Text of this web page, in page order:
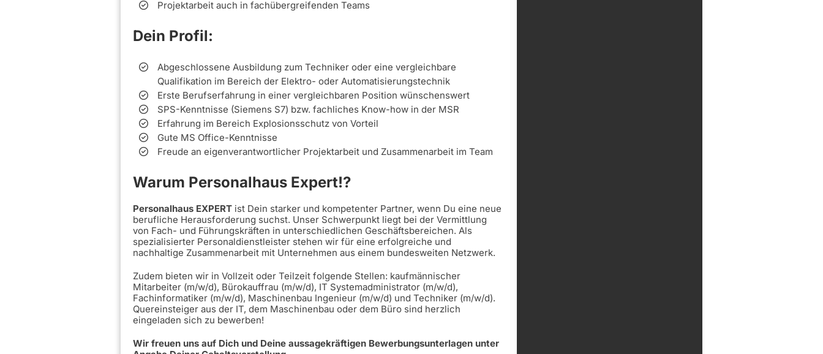
Projektarbeit auch in fachübergreifenden Teams
Dein Profil:
Abgeschlossene Ausbildung zum Techniker oder eine vergleichbare
Qualifikation im Bereich der Elektro- oder Automatisierungstechnik
Erste Berufserfahrung in einer vergleichbaren Position wünschenswert
SPS-Kenntnisse (Siemens S7) bzw. fachliches Know-how in der MSR
Erfahrung im Bereich Explosionsschutz von Vorteil
Gute MS Office-Kenntnisse
Freude an eigenverantwortlicher Projektarbeit und Zusammenarbeit im Team
Warum Personalhaus Expert!?
Personalhaus EXPERT ist Dein starker und kompetenter Partner, wenn Du eine neue
berufliche Herausforderung suchst. Unser Schwerpunkt liegt bei der Vermittlung
von Fach- und Führungskräften in unterschiedlichen Geschäftsbereichen. Als
spezialisierter Personaldienstleister stehen wir für eine erfolgreiche und
nachhaltige Zusammenarbeit mit Unternehmen aus einem bundesweiten Netzwerk.
Zudem bieten wir in Vollzeit oder Teilzeit folgende Stellen: kaufmännischer
Mitarbeiter (m/w/d), Bürokauffrau (m/w/d), IT Systemadministrator (m/w/d),
Fachinformatiker (m/w/d), Maschinenbau Ingenieur (m/w/d) und Techniker (m/w/d).
Quereinsteiger aus der IT, dem Maschinenbau oder dem Büro sind herzlich
eingeladen sich zu bewerben!
Wir freuen uns auf Dich und Deine aussagekräftigen Bewerbungsunterlagen unter